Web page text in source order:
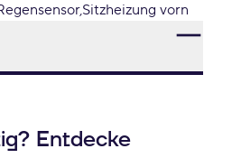
Sitzheizung vorn
Entdecke